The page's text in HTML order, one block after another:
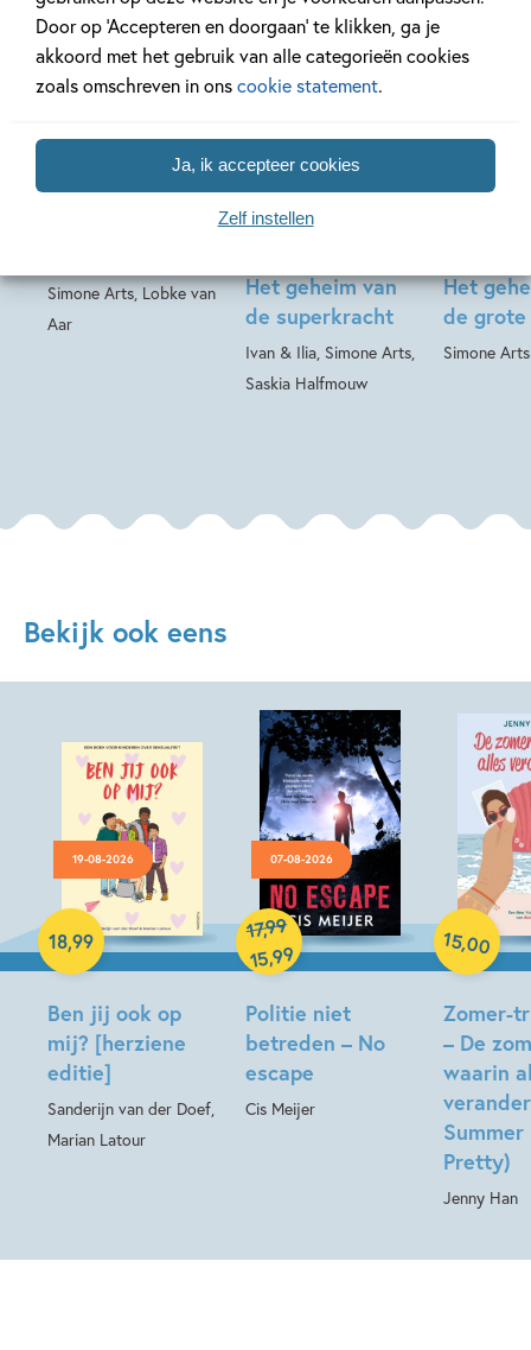
Door op ‘Accepteren en doorgaan’ te klikken, ga je
akkoord met het gebruik van alle categorieën cookies
zoals omschreven in onscookie statement.
Ja, ik accepteer cookies
Zelf instellen
Simone Arts, Lobke van
Aar
Het geheim van
de superkracht
Ivan & Ilia, Simone Arts,
Saskia Halfmouw
14Hardcover
Het
de grote
Simone Arts
99
Bekijk ook eens
19-08-2026
Ben jij ook op
mij? [herziene
editie]
Sanderijn van der Doef,
Marian Latour
18,99
Hardcover
07-08-2026
Politie niet
betreden – No
escape
Cis Meijer
17,99
15,99
Hardcover
Zomer-
– De
waarin
Summer
Pretty)
Jenny Han
15,00
Paperback